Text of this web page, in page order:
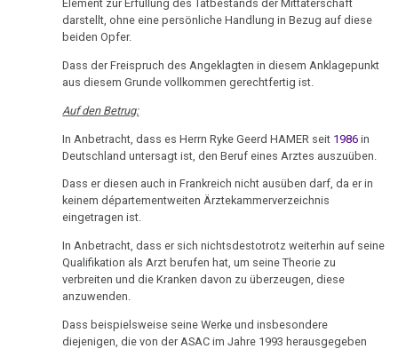
Element zur Erfüllung des Tatbestands der Mittäterschaft
darstellt, ohne eine persönliche Handlung in Bezug auf diese
beiden Opfer.
Dass der Freispruch des Angeklagten in diesem Anklagepunkt
aus diesem Grunde vollkommen gerechtfertig ist.
Auf den Betrug:
In Anbetracht, dass es Herrn Ryke Geerd HAMER seit 1986 in
Deutschland untersagt ist, den Beruf eines Arztes auszuüben.
Dass er diesen auch in Frankreich nicht ausüben darf, da er in
keinem départementweiten Ärztekammerverzeichnis
eingetragen ist.
In Anbetracht, dass er sich nichtsdestotrotz weiterhin auf seine
Qualifikation als Arzt berufen hat, um seine Theorie zu
verbreiten und die Kranken davon zu überzeugen, diese
anzuwenden.
Dass beispielsweise seine Werke und insbesondere
diejenigen, die von der ASAC im Jahre 1993 herausgegeben